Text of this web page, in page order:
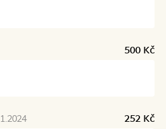
500 Kč
252 Kč